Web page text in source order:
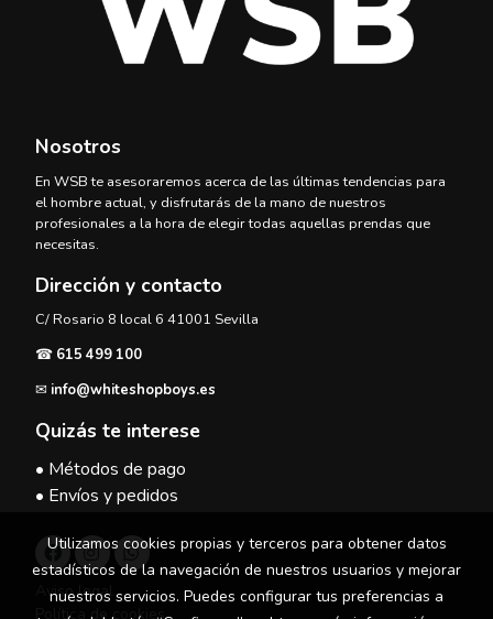
Nosotros
En WSB te asesoraremos acerca de las últimas tendencias para
el hombre actual, y disfrutarás de la mano de nuestros
profesionales a la hora de elegir todas aquellas prendas que
necesitas.
Dirección y contacto
C/ Rosario 8 local 6 41001 Sevilla
☎ 615 499 100
✉ info@whiteshopboys.es
Quizás te interese
• Métodos de pago
• Envíos y pedidos
Aviso legal
Política de cookies
Utilizamos cookies propias y terceros para obtener datos
estadísticos de la navegación de nuestros usuarios y mejorar
nuestros servicios. Puedes configurar tus preferencias a